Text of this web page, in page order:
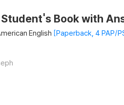
Book with
English Paperback, 4 PAP/